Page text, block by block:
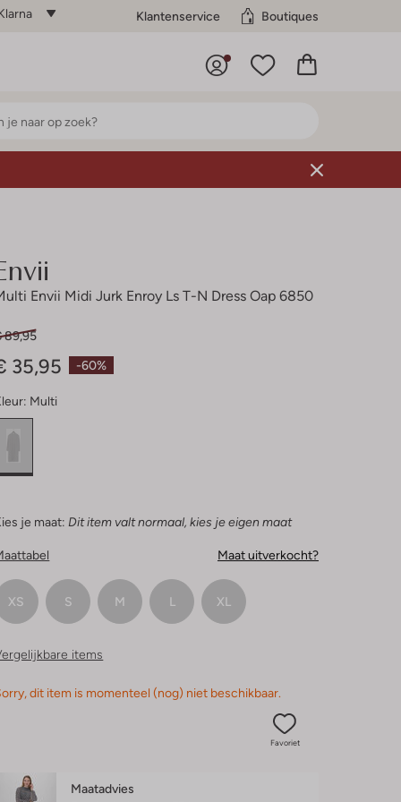
Klantenservice Boutiques
Envii Midi Jurk Enroy Ls T-N Dress Oap 6850
-60%
89,95
35,95
Multi
je maat: Dit item valt normaal, kies je eigen maat
Maat uitverkocht?
XS S M L XL
items
dit item is momenteel (nog) niet beschikbaar.
Favoriet
Maatadvies